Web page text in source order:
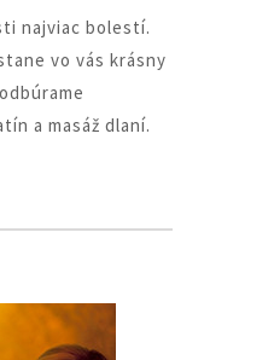
najviac bolestí.
vo vás krásny
a masáž dlaní.